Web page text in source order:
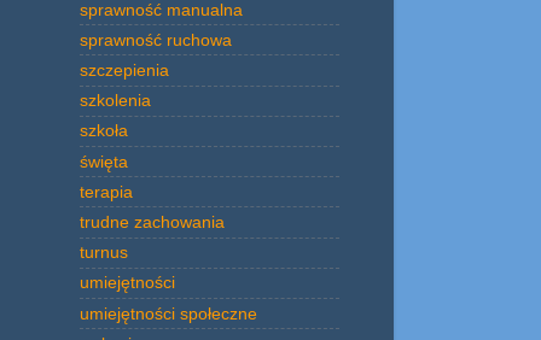
sprawność manualna
sprawność ruchowa
szczepienia
szkolenia
szkoła
święta
terapia
trudne zachowania
turnus
umiejętności
umiejętności społeczne